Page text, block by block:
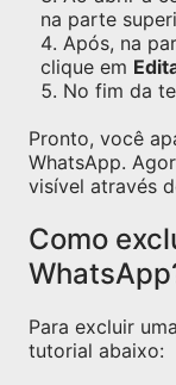
na parte
Após, na
clique em
No fim da
Pronto, você
WhatsApp.
visível através
Como
Para excluir
tutorial abaixo: